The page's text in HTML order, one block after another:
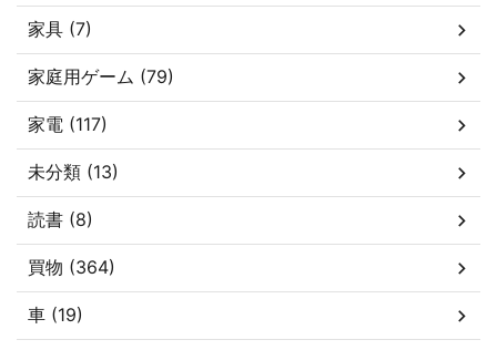
家具 (7)
家庭用ゲーム (79)
家電 (117)
未分類 (13)
読書 (8)
買物 (364)
車 (19)